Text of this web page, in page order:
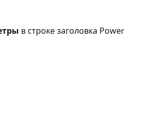
в строке заголовка Power